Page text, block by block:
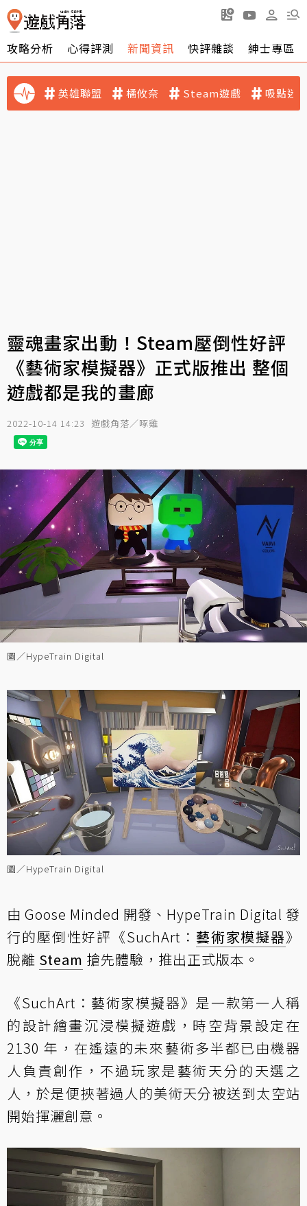
攻略分析 心得評測 新聞資訊 快評雜談 紳士專區
英雄聯盟 橘攸奈 Steam遊戲 吸點迷
靈魂畫家出動！Steam壓倒性好評
《藝術家模擬器》正式版推出 整個
遊戲都是我的畫廊
2022-10-14 14:23 遊戲角落／啄雞
圖／HypeTrain Digital
圖／HypeTrain Digital
由 Goose Minded 開發、HypeTrain Digital 發
行的壓倒性好評《SuchArt： 藝術家模擬器》
脫離 Steam 搶先體驗，推出正式版本。
《SuchArt：藝術家模擬器》是一款第一人稱
的設計繪畫沉浸模擬遊戲，時空背景設定在
2130 年，在遙遠的未來藝術多半都已由機器
人負責創作，不過玩家是藝術天分的天選之
人，於是便挾著過人的美術天分被送到太空站
開始揮灑創意。